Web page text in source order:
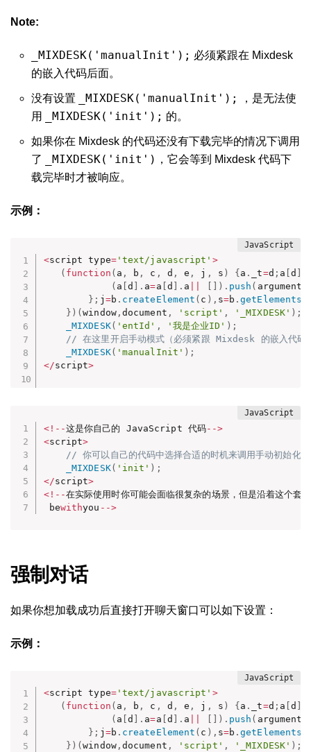
Note:
_MIXDESK('manualInit'); 必须紧跟在 Mixdesk
的嵌入代码后面。
没有设置 _MIXDESK('manualInit');
，是无法使
用
_MIXDESK('init'); 的。
如果你在 Mixdesk 的代码还没有下载完毕的情况下调用
了
_MIXDESK('init') ，它会等到 Mixdesk 代码下
载完毕时才被响应。
示例：
<script type='text/javascript' >
( function ( a , b , c , d , e , j , s ) { a . _t=d ; a [d
( a [d . a=a d . a ) . push ( arguments
} ; j =b . createElement ( c ) , s=b .
} ) (window, document , 'script' , '_MIXDESK' ) ;
_MIXDESK( 'entId' , '我是企业ID' ) ;
// 在这里开启手动模式（必须紧跟 Mixdesk 的嵌入代码
_MIXDESK( 'manualInit' ) ;
</script>
<! --这是你自己的 JavaScript 代码-->
<script>
// 你可以自己的代码中选择合适的时机来调用手动初始化
_MIXDESK( 'init' ) ;
</script>
<! --在实际使用时你可能会面临很复杂的场景，但是沿着这个
bewithyou -->
强制对话
如果你想加载成功后直接打开聊天窗口可以如下设置：
示例：
<script type='text/javascript' >
( function ( a , b , c , d , e , j , s ) { a . _t=d ; a [d
( a [d . a=a d . a ) . push ( arguments
} ; j =b . createElement ( c ) , s=b .
} ) (window, document , 'script' , '_MIXDESK' ) ;